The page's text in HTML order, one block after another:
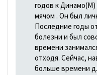
годов к Динамо(М)
мячом . Он был
Последние годы
болезни и был
времени
отходя. Сейчас,
больше времени